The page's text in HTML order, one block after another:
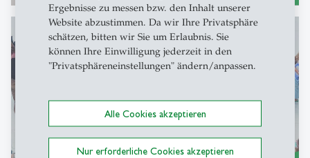
Ergebnisse zu messen bzw. den Inhalt unserer
Website abzustimmen. Da wir Ihre Privatsphäre
schätzen, bitten wir Sie um Erlaubnis. Sie
können Ihre Einwilligung jederzeit in den
"Privatsphäreneinstellungen" ändern/anpassen.
Alle Cookies akzeptieren
Nur erforderliche Cookies akzeptieren
Allgemeine Informationen zum Doktorat